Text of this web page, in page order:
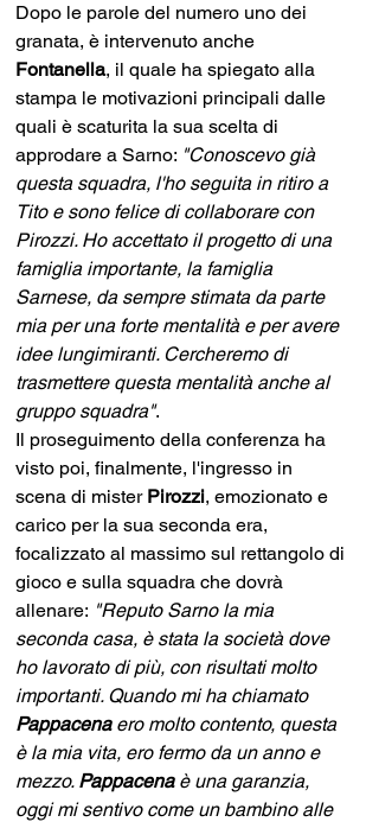
Dopo le parole del numero uno dei
granata, è intervenuto anche
Fontanella, il quale ha spiegato alla
stampa le motivazioni principali dalle
quali è scaturita la sua scelta di
approdare a Sarno: "Conoscevo già
questa squadra, l'ho seguita in ritiro a
Tito e sono felice di collaborare con
Pirozzi. Ho accettato il progetto di una
famiglia importante, la famiglia
Sarnese, da sempre stimata da parte
mia per una forte mentalità e per avere
idee lungimiranti. Cercheremo di
trasmettere questa mentalità anche al
gruppo squadra".
Il proseguimento della conferenza ha
visto poi, finalmente, l'ingresso in
scena di mister Pirozzi, emozionato e
carico per la sua seconda era,
focalizzato al massimo sul rettangolo di
gioco e sulla squadra che dovrà
allenare: "Reputo Sarno la mia
seconda casa, è stata la società dove
ho lavorato di più, con risultati molto
importanti. Quando mi ha chiamato
Pappacena ero molto contento, questa
è la mia vita, ero fermo da un anno e
mezzo. Pappacena è una garanzia,
oggi mi sentivo come un bambino alle